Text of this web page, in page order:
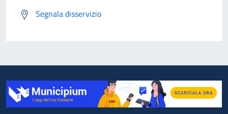
Segnala disservizio